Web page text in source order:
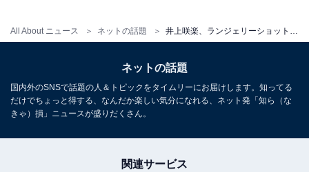
All About ニュース ネットの話題
ネットの話題
国内外のSNSで話題の人＆トピックをタイムリーにお届けします。知ってる
だけでちょっと得する、なんだか楽しい気分になれる、ネット発「知ら（な
きゃ）損」ニュースが盛りだくさん。
関連サービス